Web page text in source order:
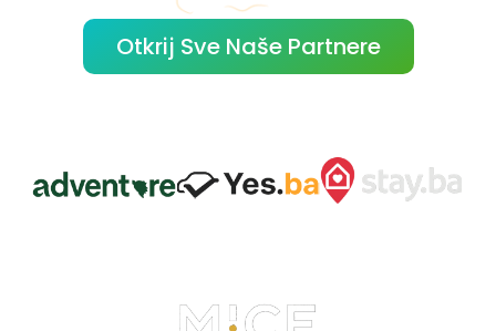
Otkrij Sve Naše Partnere